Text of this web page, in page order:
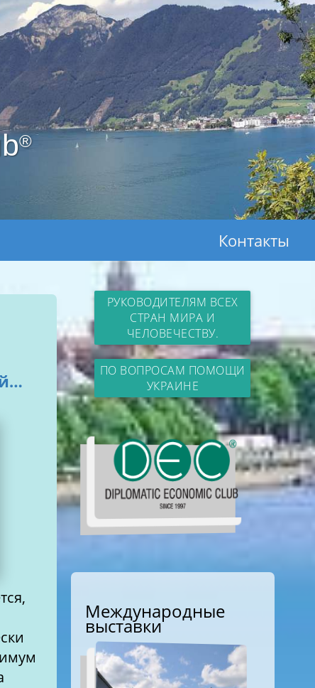
®
Контакты
РУКОВОДИТЕЛЯМ ВСЕХ
СТРАН МИРА И
ЧЕЛОВЕЧЕСТВУ.
ПО ВОПРОСАМ ПОМОЩИ
УКРАИНЕ
Международные
выставки